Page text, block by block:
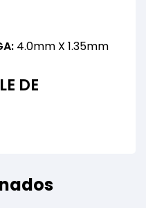
4.0mm X 1.35mm
DE